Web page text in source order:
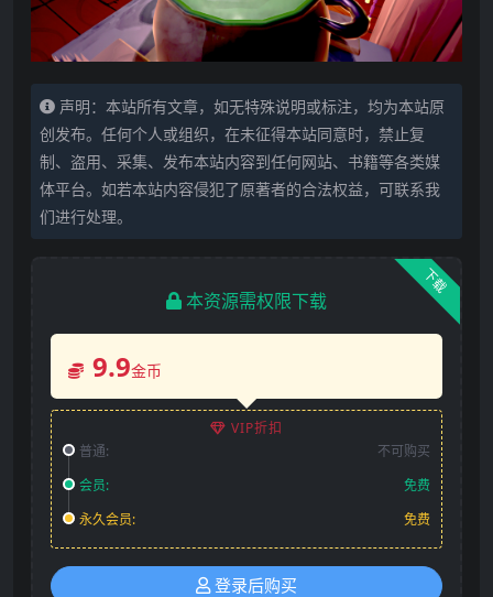
声明：本站所有文章，如无特殊说明或标注，均为本站原
创发布。任何个人或组织，在未征得本站同意时，禁止复
制、盗用、采集、发布本站内容到任何网站、书籍等各类媒
体平台。如若本站内容侵犯了原著者的合法权益，可联系我
们进行处理。
下载
本资源需权限下载
9.9金币
VIP折扣
普通:
不可购买
会员:
免费
永久会员:
免费
登录后购买